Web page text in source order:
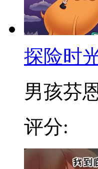
探险时
男孩芬
评分: